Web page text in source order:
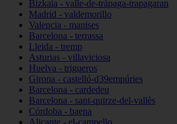
Bizkaia - valle-de-trápaga-trapagaran
Madrid - valdemorillo
Valencia - manises
Barcelona - terrassa
Lleida - tremp
Asturias - villaviciosa
Huelva - trigueros
Girona - castelló-d39empúries
Barcelona - cardedeu
Barcelona - sant-quirze-del-vallès
Córdoba - baena
Alicante - el-campello